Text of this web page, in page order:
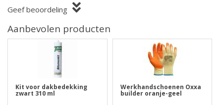
Geef beoordeling
Aanbevolen producten
Kit voor dakbedekking
zwart 310 ml
Werkhandschoenen Oxxa
builder oranje-geel